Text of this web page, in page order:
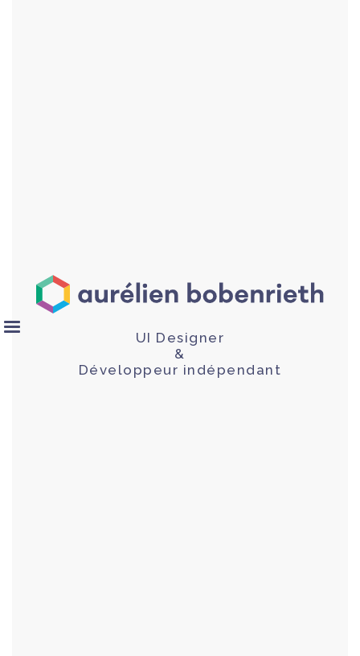
UI Designer
&
Développeur indépendant